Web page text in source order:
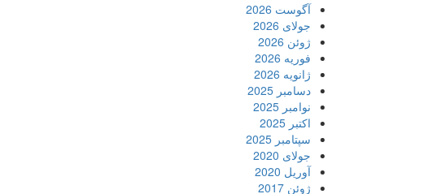
آگوست 2026
جولای 2026
ژوئن 2026
فوریه 2026
ژانویه 2026
دسامبر 2025
نوامبر 2025
اکتبر 2025
سپتامبر 2025
جولای 2020
آوریل 2020
ژوئن 2017